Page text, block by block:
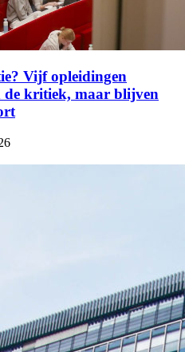
Vijf opleidingen
de kritiek, maar blijven